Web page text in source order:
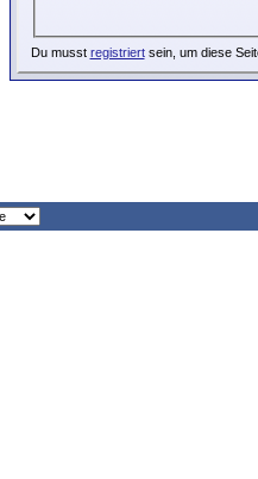
Du musst registriertsein, um diese